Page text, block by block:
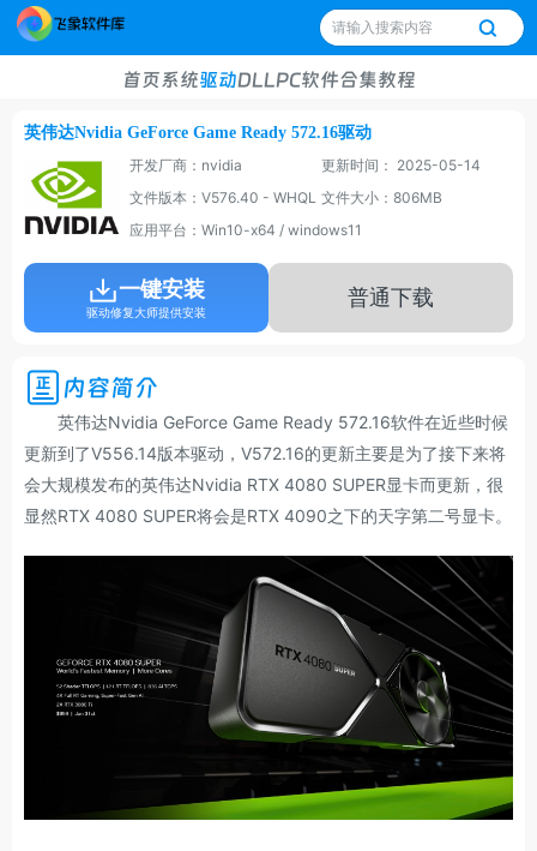
首页系统驱动DLLPC软件合集教程
英伟达Nvidia GeForce Game Ready 572.16驱动
开发厂商：nvidia
更新时间： 2025-05-14
文件版本：V576.40 - WHQL 文件大小：806MB
应用平台：Win10-x64 / windows11
一键安装
驱动修复大师提供安装
普通下载
内容简介
英伟达Nvidia GeForce Game Ready 572.16软件在近些时候
更新到了V556.14版本驱动，V572.16的更新主要是为了接下来将
会大规模发布的英伟达Nvidia RTX 4080 SUPER显卡而更新，很
显然RTX 4080 SUPER将会是RTX 4090之下的天字第二号显卡。